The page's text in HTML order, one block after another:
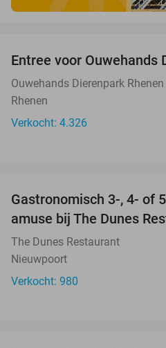
Entree voor Ouwehands
Ouwehands Dierenpark Rhenen
Rhenen
Verkocht: 4.326
Gastronomisch 3-, 4- of
amuse bij The Dunes
The Dunes Restaurant
Nieuwpoort
Verkocht: 980